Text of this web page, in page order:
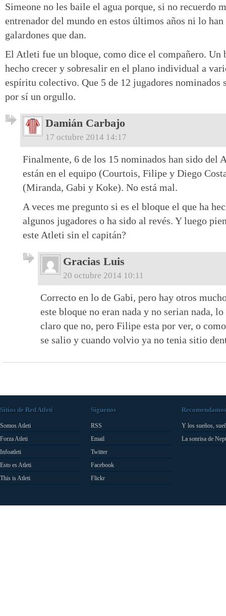
Simeone no les baile el agua porque, si no recuerdo
entrenador del mundo en estos últimos años ni lo han
galardones que dan.
El Atleti fue un bloque, como dice el compañero. Un
hecho crecer y sobresalir en el plano individual a
espíritu colectivo. Que 5 de 12 jugadores nominados
por sí un orgullo.
Damián Carbajo
17 octubre 2014 14:17
Finalmente, 6 de los 15 nominados han sido del
están en el equipo (Courtois, Filipe y Diego
(Miranda, Gabi y Koke). No está mal.
A veces me pregunto si es el bloque el que ha
algunos jugadores o ha sido al revés. Y luego
este Atleti sin el capitán?
Gracias Luis
20 octubre 2014 10:11
Correcto en lo de Gabi, pero hay otros
este bloque no eran nada y no serian nada,
claro que no, pero Filipe esta por ver, o
se salio y cuando volvio ya no tenia sitio
Sitios de Red Atleti
Somos Atleti
Forza Atleti
Infoatleti
Esto es Atleti
This is Atleti
Síguenos
RSS
Email
Twitter
Facebook
Flickr
Recomendamos
Y los sueños,
La sonrisa de